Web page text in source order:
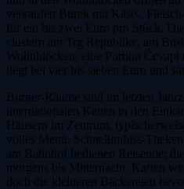
verkaufen Burek mit Käse-,
für ein bis zwei Euro pro Stück.
clustern am Trg Republike, am
Wohnblöcken; eine Portion
liegt bei vier bis sieben Euro und
Burger-Räume sind im letzten
internationalen Ketten in den
Häusern im Zentrum,
volles Menü. Schnellimbiss-
am Bahnhof bedienen Reisende;
morgens bis Mitternacht. Karten
doch die kleineren Bäckereien